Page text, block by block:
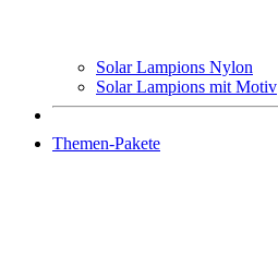
Solar Lampions Nylon
Solar Lampions mit Motiv
Themen-Pakete